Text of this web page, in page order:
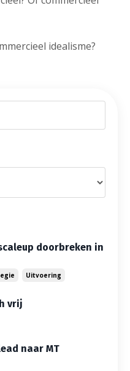
idealisme?
doorbreken in
Uitvoering
vrij
naar MT